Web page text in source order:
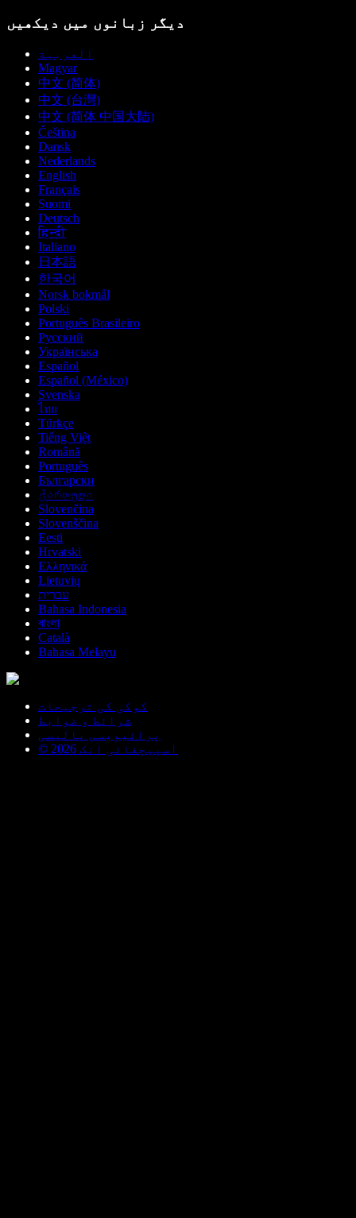
دیگر زبانوں میں دیکھیں
العربية
Magyar
中文 (简体)
中文 (台灣)
中文 (简体 中国大陆)
Čeština
Dansk
Nederlands
English
Français
Suomi
Deutsch
हिन्दी
Italiano
日本語
한국어
Norsk bokmål
Polski
Português Brasileiro
Русский
Українська
Español
Español (México)
Svenska
ไทย
Türkçe
Tiếng Việt
Română
Português
Български
ქართული
Slovenčina
Slovenščina
Eesti
Hrvatski
Ελληνικά
Lietuvių
עברית
Bahasa Indonesia
বাংলা
Català
Bahasa Melayu
کوکی کی ترجیحات
شرائط و ضوابط
پرائیویسی پالیسی
© اسپیچفائی انک 2026